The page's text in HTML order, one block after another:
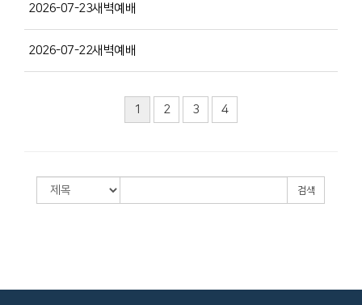
2026-07-23새벽예배
2026-07-22새벽예배
1 2 3 4
검색